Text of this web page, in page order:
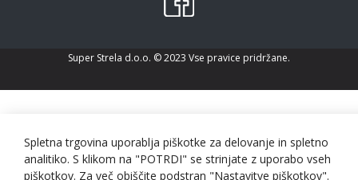
Super Strela d.o.o. © 2023 Vse pravice pridržane.
Spletna trgovina uporablja piškotke za delovanje in spletno
analitiko. S klikom na "POTRDI" se strinjate z uporabo vseh
piškotkov. Za več obiščite podstran "Nastavitve piškotkov".